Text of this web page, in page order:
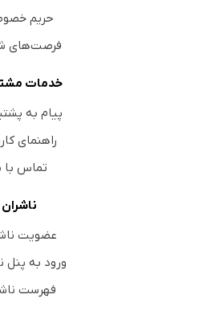
حریم
فرصت‌های
خدمات
پیام به
راهنمای
تماس با
ناشران
عضویت
ورود به پنل
فهرست